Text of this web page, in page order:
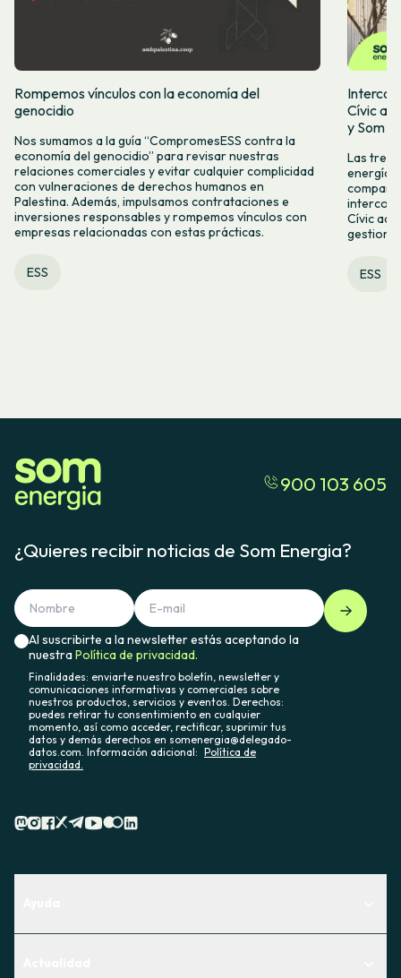
Rompemos vínculos con la economía del
genocidio
Nos sumamos a la guía “CompromesESS contra la
economía del genocidio” para revisar nuestras
relaciones comerciales y evitar cualquier complicidad
con vulneraciones de derechos humanos en
Palestina. Además, impulsamos contrataciones e
inversiones responsables y rompemos vínculos con
empresas relacionadas con estas prácticas.
ESS
Cívic
y Som
Las tres
energía,
Cívic
ESS
900 103 605
¿Quieres recibir noticias de Som Energia?
Al suscribirte a la newsletter estás aceptando la
nuestraPolítica de privacidad.
Finalidades: enviarte nuestro boletín, newsletter y
comunicaciones informativas y comerciales sobre
nuestros productos, servicios y eventos. Derechos:
puedes retirar tu consentimiento en cualquier
momento, así como acceder, rectificar, suprimir tus
datos y demás derechos en somenergia@delegado-
datos.com. Información adicional: Política de
privacidad.